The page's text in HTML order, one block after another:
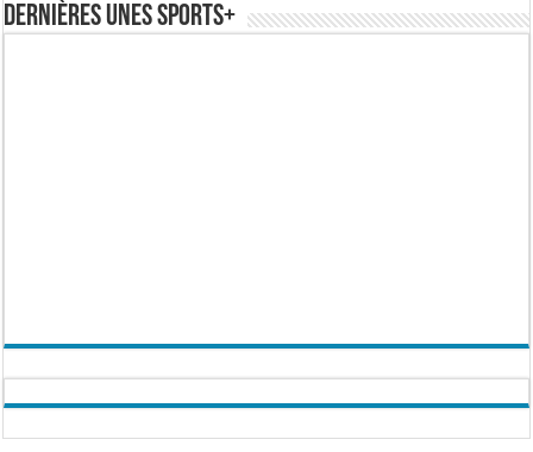
Dernières Unes Sports+